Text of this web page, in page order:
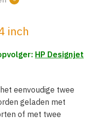
inch
HP Designjet
eenvoudige twee
geladen met
of met twee